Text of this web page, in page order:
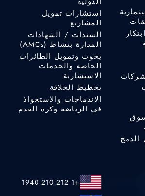
استشارات تمويل
المشاريع
السندات / الشهادات
المدارة بنشاط (AMCs)
يخوت وتمويل الطائرات
الخاصة والخدمات
الاستشارية
تخطيط الخلافة
الاندماجات والاستحواذ
في الرياضة وكرة القدم
+1 212 210 1940